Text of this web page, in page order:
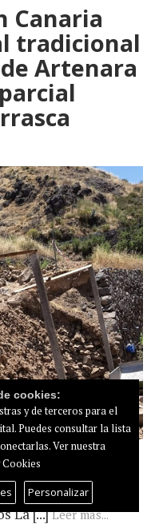
Canaria
tradicional
Artenara
de piedra seca
constructivo
La [...]Leer más...
cookies:
y de terceros para el
Puedes consultar la lista
Ver nuestra
Personalizar